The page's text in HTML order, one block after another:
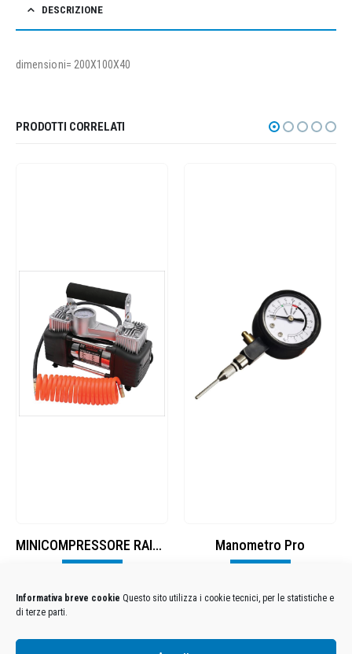
Informativa breve cookie Questo sito utilizza i cookie tecnici, per le statistiche e
di terze parti.
DESCRIZIONE
dimensioni= 200X100X40
PRODOTTI CORRELATI
MINICOMPRESSORE RAIDER 2 CYLINDER 220W Manometro Pro
Condizioni Generali di Utilizzo-Cookies-Privacy